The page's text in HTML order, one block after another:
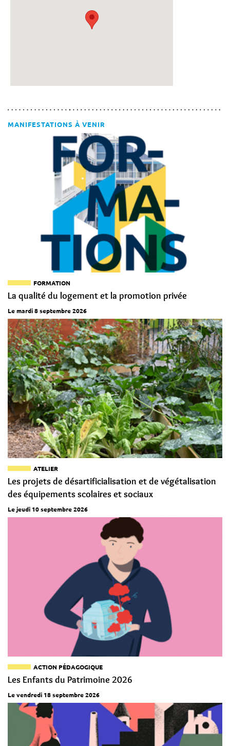
MANIFESTATIONS À VENIR
FORMATION
La qualité du logement et la promotion privée
Le mardi 8 septembre 2026
ATELIER
Les projets de désartificialisation et de végétalisation
des équipements scolaires et sociaux
Le jeudi 10 septembre 2026
ACTION PÉDAGOGIQUE
Les Enfants du Patrimoine 2026
Le vendredi 18 septembre 2026